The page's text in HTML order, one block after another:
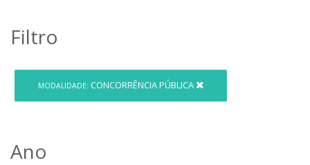
Filtro
MODALIDADE: CONCORRÊNCIA PÚBLICA
Ano